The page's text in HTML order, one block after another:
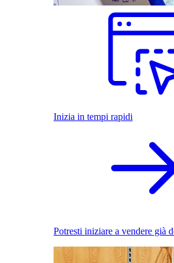
Inizia in tempi rapidi
Potresti iniziare a vendere già